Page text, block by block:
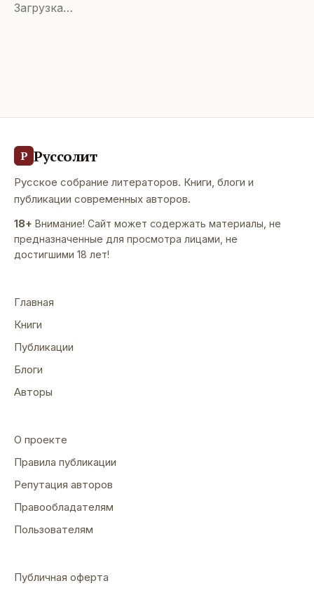
Загрузка…
Р Руссолит
Русское собрание литераторов. Книги, блоги и
публикации современных авторов.
18+ Внимание! Сайт может содержать материалы, не
предназначенные для просмотра лицами, не
достигшими 18 лет!
Главная
Книги
Публикации
Блоги
Авторы
О проекте
Правила публикации
Репутация авторов
Правообладателям
Пользователям
Публичная оферта